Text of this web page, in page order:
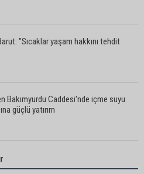
"Sıcaklar yaşam hakkını tehdit
Bakımyurdu Caddesi'nde içme suyu
güçlü yatırım
Şevkin: "Yolcu garantisi verilen
100 emekçi neden işten